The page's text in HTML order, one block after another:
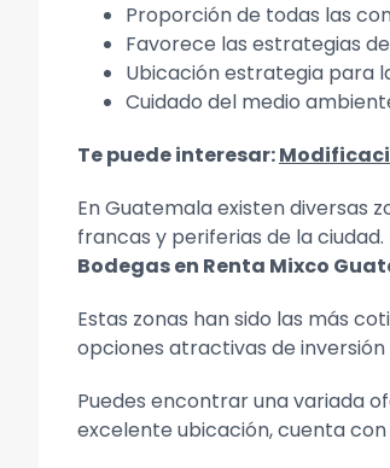
Proporción de todas las
Favorece las estrategias
Ubicación estrategia para
Cuidado del medio
Te puede interesar:
En Guatemala existen diversas
francas y periferias de la
Bodegas en Renta Mixco
Estas zonas han sido las más
opciones atractivas de
Puedes encontrar una variada
excelente ubicación, cuenta